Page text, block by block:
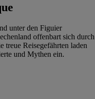
unter den Figuier
offenbart sich durch
treue Reisegefährten laden
und Mythen ein.